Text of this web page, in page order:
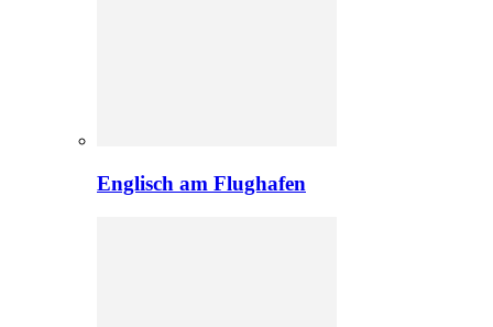
Englisch am Flughafen